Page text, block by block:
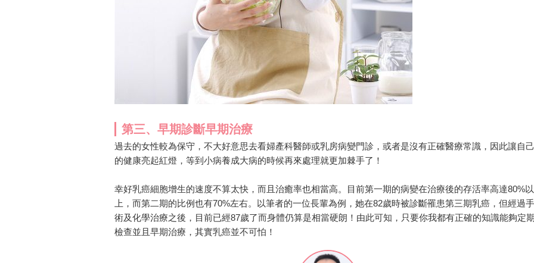
第三、早期診斷早期治療
過去的女性較為保守，不大好意思去看婦產科醫師或乳房病變門診，或者是沒有正確醫療常識，因此讓自己
的健康亮起紅燈，等到小病養成大病的時候再來處理就更加棘手了！
幸好乳癌細胞增生的速度不算太快，而且治癒率也相當高。目前第一期的病變在治療後的存活率高達80%以
上，而第二期的比例也有70%左右。以筆者的一位長輩為例，她在82歲時被診斷罹患第三期乳癌，但經過手
術及化學治療之後，目前已經87歲了而身體仍算是相當硬朗！由此可知，只要你我都有正確的知識能夠定期
檢查並且早期治療，其實乳癌並不可怕！